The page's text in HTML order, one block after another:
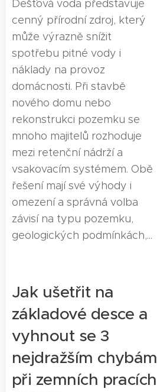
Dešťová voda představuje
cenný přírodní zdroj, který
může výrazně snížit
spotřebu pitné vody i
náklady na provoz
domácnosti. Při stavbě
nového domu nebo
rekonstrukci pozemku se
mnoho majitelů rozhoduje
mezi retenční nádrží a
vsakovacím systémem. Obě
řešení mají své výhody i
omezení a správná volba
závisí na typu pozemku,
geologických podmínkách,...
Jak ušetřit na
základové desce a
vyhnout se 3
nejdražším chybám
při zemních pracích